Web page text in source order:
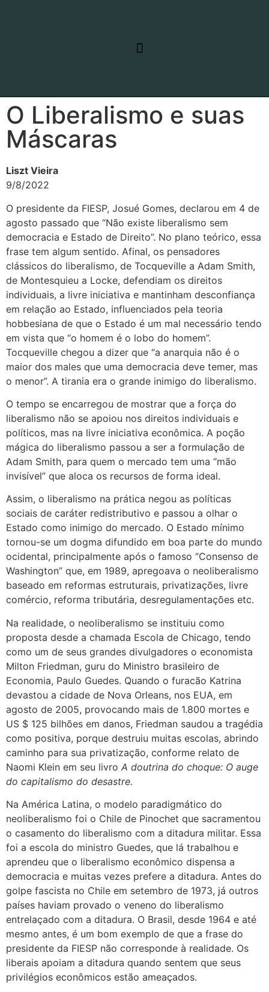
O Liberalismo e suas
Máscaras
Liszt Vieira
9/8/2022
O presidente da FIESP, Josué Gomes, declarou em 4 de
agosto passado que “Não existe liberalismo sem
democracia e Estado de Direito”. No plano teórico, essa
frase tem algum sentido. Afinal, os pensadores
clássicos do liberalismo, de Tocqueville a Adam Smith,
de Montesquieu a Locke, defendiam os direitos
individuais, a livre iniciativa e mantinham desconfiança
em relação ao Estado, influenciados pela teoria
hobbesiana de que o Estado é um mal necessário tendo
em vista que “o homem é o lobo do homem”.
Tocqueville chegou a dizer que “a anarquia não é o
maior dos males que uma democracia deve temer, mas
o menor”. A tirania era o grande inimigo do liberalismo.
O tempo se encarregou de mostrar que a força do
liberalismo não se apoiou nos direitos individuais e
políticos, mas na livre iniciativa econômica. A poção
mágica do liberalismo passou a ser a formulação de
Adam Smith, para quem o mercado tem uma “mão
invisível” que aloca os recursos de forma ideal.
Assim, o liberalismo na prática negou as políticas
sociais de caráter redistributivo e passou a olhar o
Estado como inimigo do mercado. O Estado mínimo
tornou-se um dogma difundido em boa parte do mundo
ocidental, principalmente após o famoso “Consenso de
Washington” que, em 1989, apregoava o neoliberalismo
baseado em reformas estruturais, privatizações, livre
comércio, reforma tributária, desregulamentações etc.
Na realidade, o neoliberalismo se instituiu como
proposta desde a chamada Escola de Chicago, tendo
como um de seus grandes divulgadores o economista
Milton Friedman, guru do Ministro brasileiro de
Economia, Paulo Guedes. Quando o furacão Katrina
devastou a cidade de Nova Orleans, nos EUA, em
agosto de 2005, provocando mais de 1.800 mortes e
US $ 125 bilhões em danos, Friedman saudou a tragédia
como positiva, porque destruiu muitas escolas, abrindo
caminho para sua privatização, conforme relato de
Naomi Klein em seu livro A doutrina do choque: O auge
do capitalismo do desastre.
Na América Latina, o modelo paradigmático do
neoliberalismo foi o Chile de Pinochet que sacramentou
o casamento do liberalismo com a ditadura militar. Essa
foi a escola do ministro Guedes, que lá trabalhou e
aprendeu que o liberalismo econômico dispensa a
democracia e muitas vezes prefere a ditadura. Antes do
golpe fascista no Chile em setembro de 1973, já outros
países haviam provado o veneno do liberalismo
entrelaçado com a ditadura. O Brasil, desde 1964 e até
mesmo antes, é um bom exemplo de que a frase do
presidente da FIESP não corresponde à realidade. Os
liberais apoiam a ditadura quando sentem que seus
privilégios econômicos estão ameaçados.